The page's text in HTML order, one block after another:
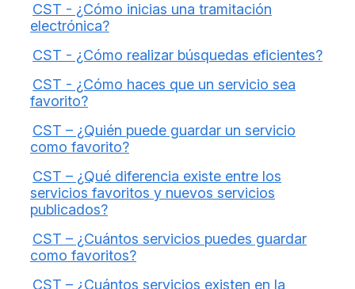
CST - ¿Cómo inicias una tramitación
electrónica?
CST - ¿Cómo realizar búsquedas eficientes?
CST - ¿Cómo haces que un servicio sea
favorito?
CST – ¿Quién puede guardar un servicio
como favorito?
CST – ¿Qué diferencia existe entre los
servicios favoritos y nuevos servicios
publicados?
CST – ¿Cuántos servicios puedes guardar
como favoritos?
CST – ¿Cuántos servicios existen en la